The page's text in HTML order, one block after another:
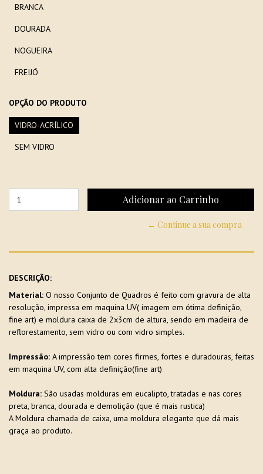
BRANCA
DOURADA
NOGUEIRA
FREIJÓ
OPÇÃO DO PRODUTO
VIDRO-ACRÍLICO
SEM VIDRO
← Continue a sua compra
DESCRIÇÃO:
Material: O nosso Conjunto de Quadros é feito com gravura de alta
resolução, impressa em maquina UV( imagem em ótima definição,
fine art) e moldura caixa de 2x3cm de altura, sendo em madeira de
reflorestamento, sem vidro ou com vidro simples.
Impressão: A impressão tem cores firmes, fortes e duradouras, feitas
em maquina UV, com alta definição(fine art)
Moldura: São usadas molduras em eucalipto, tratadas e nas cores
preta, branca, dourada e demolição (que é mais rustica)
A Moldura chamada de caixa, uma moldura elegante que dá mais
graça ao produto.